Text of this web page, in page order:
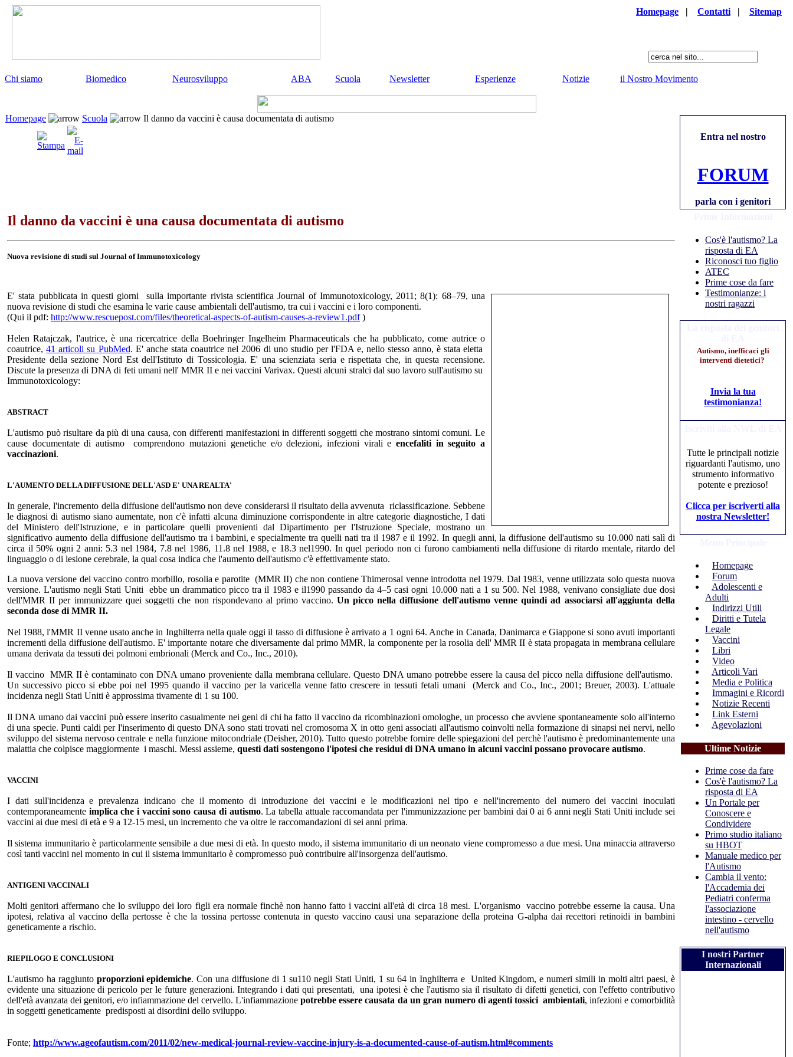
Homepage | Contatti | Sitemap
Chi siamo Biomedico Neurosviluppo ABA Scuola Newsletter Esperienze Notizie il Nostro Movimento
Homepage Scuola Il danno da vaccini è causa documentata di autismo
Il danno da vaccini è una causa documentata di autismo
Nuova revisione di studi sul Journal of Immunotoxicology
E' stata pubblicata in questi giorni sulla importante rivista scientifica Journal of Immunotoxicology, 2011; 8(1): 68–79, una
nuova revisione di studi che esamina le varie cause ambientali dell'autismo, tra cui i vaccini e i loro componenti.
(Qui il pdf: http://www.rescuepost.com/files/theoretical-aspects-of-autism-causes-a-review1.pdf)
Helen Ratajczak, l'autrice, è una ricercatrice della Boehringer Ingelheim Pharmaceuticals che ha pubblicato, come autrice o
coautrice,41 articoli su PubMed. E' anche stata coautrice nel 2006 di uno studio per l'FDA e, nello stesso anno, è stata eletta
Presidente della sezione Nord Est dell'Istituto di Tossicologia. E' una scienziata seria e rispettata che, in questa recensione.
Discute la presenza di DNA di feti umani nell' MMR II e nei vaccini Varivax. Questi alcuni stralci dal suo lavoro sull'autismo su
Immunotoxicology:
ABSTRACT
L'autismo può risultare da più di una causa, con differenti manifestazioni in differenti soggetti che mostrano sintomi comuni. Le
cause documentate di autismo comprendono mutazioni genetiche e/o delezioni, infezioni virali e encefaliti in seguito a
vaccinazioni.
L'AUMENTO DELLA DIFFUSIONE DELL'ASD E' UNA REALTA'
In generale, l'incremento della diffusione dell'autismo non deve considerarsi il risultato della avvenuta riclassificazione. Sebbene
le diagnosi di autismo siano aumentate, non c'è infatti alcuna diminuzione corrispondente in altre categorie diagnostiche, I dati
del Ministero dell'Istruzione, e in particolare quelli provenienti dal Dipartimento per l'Istruzione Speciale, mostrano un
significativo aumento della diffusione dell'autismo tra i bambini, e specialmente tra quelli nati tra il 1987 e il 1992. In quegli anni, la diffusione dell'autismo su 10.000 nati salì di
circa il 50% ogni 2 anni: 5.3 nel 1984, 7.8 nel 1986, 11.8 nel 1988, e 18.3 nel1990. In quel periodo non ci furono cambiamenti nella diffusione di ritardo mentale, ritardo del
linguaggio o di lesione cerebrale, la qual cosa indica che l'aumento dell'autismo c'è effettivamente stato.
La nuova versione del vaccino contro morbillo, rosolia e parotite (MMR II) che non contiene Thimerosal venne introdotta nel 1979. Dal 1983, venne utilizzata solo questa nuova
versione. L'autismo negli Stati Uniti ebbe un drammatico picco tra il 1983 e il1990 passando da 4–5 casi ogni 10.000 nati a 1 su 500. Nel 1988, venivano consigliate due dosi
dell'MMR II per immunizzare quei soggetti che non rispondevano al primo vaccino. Un picco nella diffusione dell'autismo venne quindi ad associarsi all'aggiunta della
seconda dose di MMR II.
Nel 1988, l'MMR II venne usato anche in Inghilterra nella quale oggi il tasso di diffusione è arrivato a 1 ogni 64. Anche in Canada, Danimarca e Giappone si sono avuti importanti
incrementi della diffusione dell'autismo. E' importante notare che diversamente dal primo MMR, la componente per la rosolia dell' MMR II è stata propagata in membrana cellulare
umana derivata da tessuti dei polmoni embrionali (Merck and Co., Inc., 2010).
Il vaccino MMR II è contaminato con DNA umano proveniente dalla membrana cellulare. Questo DNA umano potrebbe essere la causa del picco nella diffusione dell'autismo.
Un successivo picco si ebbe poi nel 1995 quando il vaccino per la varicella venne fatto crescere in tessuti fetali umani (Merck and Co., Inc., 2001; Breuer, 2003). L'attuale
incidenza negli Stati Uniti è approssima tivamente di 1 su 100.
Il DNA umano dai vaccini può essere inserito casualmente nei geni di chi ha fatto il vaccino da ricombinazioni omologhe, un processo che avviene spontaneamente solo all'interno
di una specie. Punti caldi per l'inserimento di questo DNA sono stati trovati nel cromosoma X in otto geni associati all'autismo coinvolti nella formazione di sinapsi nei nervi, nello
sviluppo del sistema nervoso centrale e nella funzione mitocondriale (Deisher, 2010). Tutto questo potrebbe fornire delle spiegazioni del perchè l'autismo è predominantemente una
malattia che colpisce maggiormente i maschi. Messi assieme, questi dati sostengono l'ipotesi che residui di DNA umano in alcuni vaccini possano provocare autismo.
VACCINI
I dati sull'incidenza e prevalenza indicano che il momento di introduzione dei vaccini e le modificazioni nel tipo e nell'incremento del numero dei vaccini inoculati
contemporaneamente implica che i vaccini sono causa di autismo. La tabella attuale raccomandata per l'immunizzazione per bambini dai 0 ai 6 anni negli Stati Uniti include sei
vaccini ai due mesi di età e 9 a 12-15 mesi, un incremento che va oltre le raccomandazioni di sei anni prima.
Il sistema immunitario è particolarmente sensibile a due mesi di età. In questo modo, il sistema immunitario di un neonato viene compromesso a due mesi. Una minaccia attraverso
così tanti vaccini nel momento in cui il sistema immunitario è compromesso può contribuire all'insorgenza dell'autismo.
ANTIGENI VACCINALI
Molti genitori affermano che lo sviluppo dei loro figli era normale finchè non hanno fatto i vaccini all'età di circa 18 mesi. L'organismo vaccino potrebbe esserne la causa. Una
ipotesi, relativa al vaccino della pertosse è che la tossina pertosse contenuta in questo vaccino causi una separazione della proteina G-alpha dai recettori retinoidi in bambini
geneticamente a rischio.
RIEPILOGO E CONCLUSIONI
L'autismo ha raggiunto proporzioni epidemiche. Con una diffusione di 1 su110 negli Stati Uniti, 1 su 64 in Inghilterra e United Kingdom, e numeri simili in molti altri paesi, è
evidente una situazione di pericolo per le future generazioni. Integrando i dati qui presentati, una ipotesi è che l'autismo sia il risultato di difetti genetici, con l'effetto contributivo
dell'età avanzata dei genitori, e/o infiammazione del cervello. L'infiammazionepotrebbe essere causata da un gran numero di agenti tossici ambientali, infezioni e comorbidità
in soggetti geneticamente predisposti ai disordini dello sviluppo.
Fonte; http://www.ageofautism.com/2011/02/new-medical-journal-review-vaccine-injury-is-a-documented-cause-of-autism.html#comments
Entra nel nostro
FORUM
parla con i genitori
Cos'è l'autismo? La
risposta di EA
Riconosci tuo figlio
ATEC
Prime cose da fare
Testimonianze: i
nostri ragazzi
Autismo, inefficaci gli
interventi dietetici?
Invia la tua
testimonianza!
Tutte le principali notizie
riguardanti l'autismo, uno
strumento informativo
potente e prezioso!
Clicca per iscriverti alla
nostra Newsletter!
Homepage
Forum
Adolescenti e
Adulti
Indirizzi Utili
Diritti e Tutela
Legale
Vaccini
Libri
Video
Articoli Vari
Media e Politica
Immagini e Ricordi
Notizie Recenti
Link Esterni
Agevolazioni
Ultime Notizie
Prime cose da fare
Cos'è l'autismo? La
risposta di EA
Un Portale per
Conoscere e
Condividere
Primo studio italiano
su HBOT
Manuale medico per
l'Autismo
Cambia il vento:
l'Accademia dei
Pediatri conferma
l'associazione
intestino - cervello
nell'autismo
I nostri Partner
Internazionali